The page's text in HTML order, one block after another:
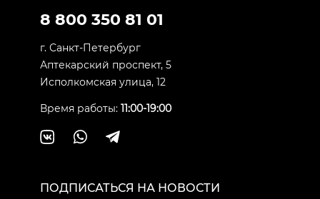
8 800 350 81 01
г. Санкт-Петербург
Аптекарский проспект, 5
Исполкомская улица, 12
Время работы: 11:00-19:00
ПОДПИСАТЬСЯ НА НОВОСТИ